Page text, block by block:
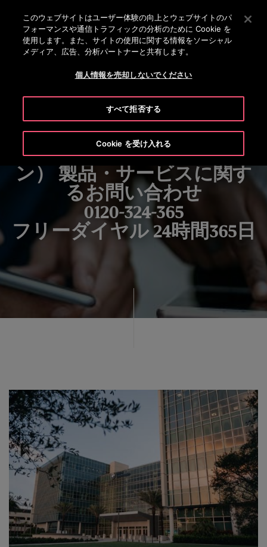
[Enter]を押してメインコンテンツにスキップします
検
索
OTISLINE® （オーチスライ
ン） 製品・サービスに関す
るお問い合わせ
0120-324-365
フリーダイヤル 24時間365日
このウェブサイトはユーザー体験の向上とウェブサイトのパ
フォーマンスや通信トラフィックの分析のために Cookie を
使用します。また、サイトの使用に関する情報をソーシャル
メディア、広告、分析パートナーと共有します。
個人情報を売却しないでください
すべて拒否する
Cookie を受け入れる